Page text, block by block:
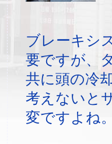
ブレーキシ
要ですが、
共に頭の冷
考えないと
変ですよね